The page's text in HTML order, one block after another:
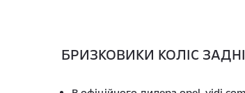
БРИЗКОВИКИ КОЛІС